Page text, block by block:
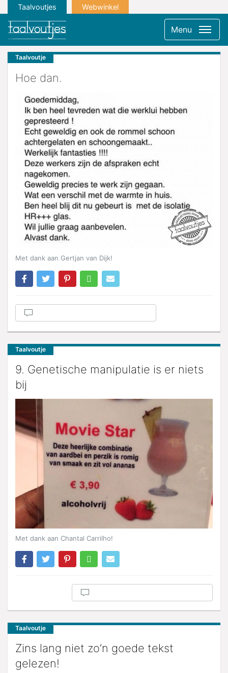
Taalvoutjes Webwinkel
Menu
Taalvoutje
Hoe dan.
Met dank aan Gertjan van Dijk!
Taalvoutje
9. Genetische manipulatie is er niets
bij
Met dank aan Chantal Carrilho!
Taalvoutje
Zins lang niet zo’n goede tekst
gelezen!